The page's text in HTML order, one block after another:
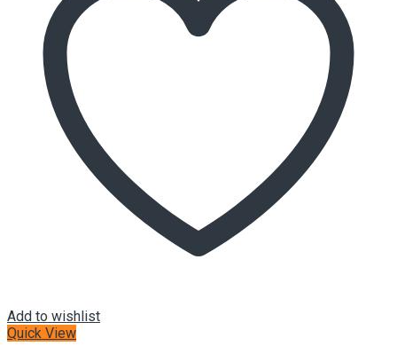
Add to wishlist
Quick View